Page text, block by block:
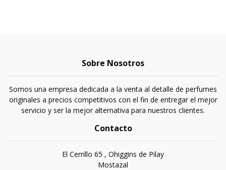
Sobre Nosotros
Somos una empresa dedicada a la venta al detalle de perfumes
originales a precios competitivos con el fin de entregar el mejor
servicio y ser la mejor alternativa para nuestros clientes.
Contacto
El Cerrillo 65 , Ohiggins de Pilay
Mostazal